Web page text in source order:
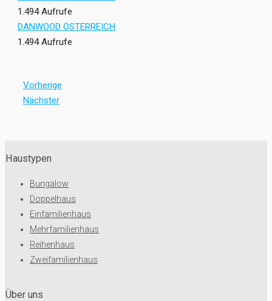
1.494 Aufrufe
DANWOOD ÖSTERREICH
1.494 Aufrufe
Vorherige
Nächster
Haustypen
Bungalow
Doppelhaus
Einfamilienhaus
Mehrfamilienhaus
Reihenhaus
Zweifamilienhaus
Über uns